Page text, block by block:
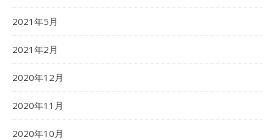
2021年5月
2021年2月
2020年12月
2020年11月
2020年10月